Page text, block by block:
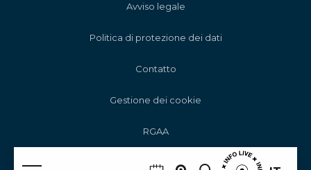
Avviso legale
Politica di protezione dei dati
Contatto
Gestione dei cookie
RGAA